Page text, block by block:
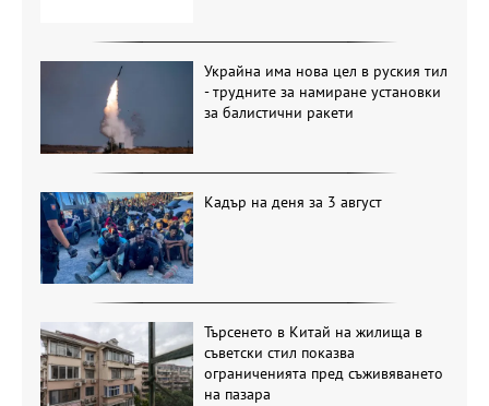
Украйна има нова цел в руския тил
- трудните за намиране установки
за балистични ракети
Кадър на деня за 3 август
Търсенето в Китай на жилища в
съветски стил показва
ограниченията пред съживяването
на пазара